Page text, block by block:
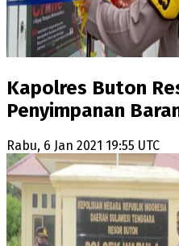
Kapolres Buton
Penyimpanan
Rabu, 6 Jan 2021 19:55 UTC